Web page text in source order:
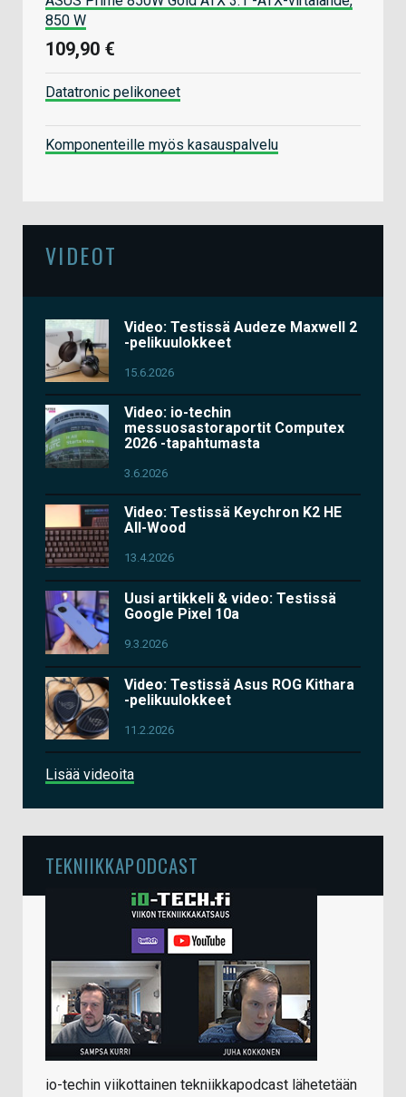
850 W
109,90 €
Datatronic pelikoneet
Komponenteille myös kasauspalvelu
VIDEOT
Video: Testissä Audeze Maxwell 2
-pelikuulokkeet
15.6.2026
Video: io-techin
messuosastoraportit Computex
2026 -tapahtumasta
3.6.2026
Video: Testissä Keychron K2 HE
All-Wood
13.4.2026
Uusi artikkeli & video: Testissä
Google Pixel 10a
9.3.2026
Video: Testissä Asus ROG Kithara
-pelikuulokkeet
11.2.2026
Lisää videoita
TEKNIIKKAPODCAST
io-techin viikottainen tekniikkapodcast lähetetään